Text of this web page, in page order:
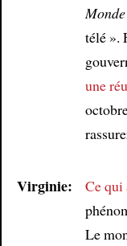
Monde
télé ».
une
Virginie: Ce qui
Le